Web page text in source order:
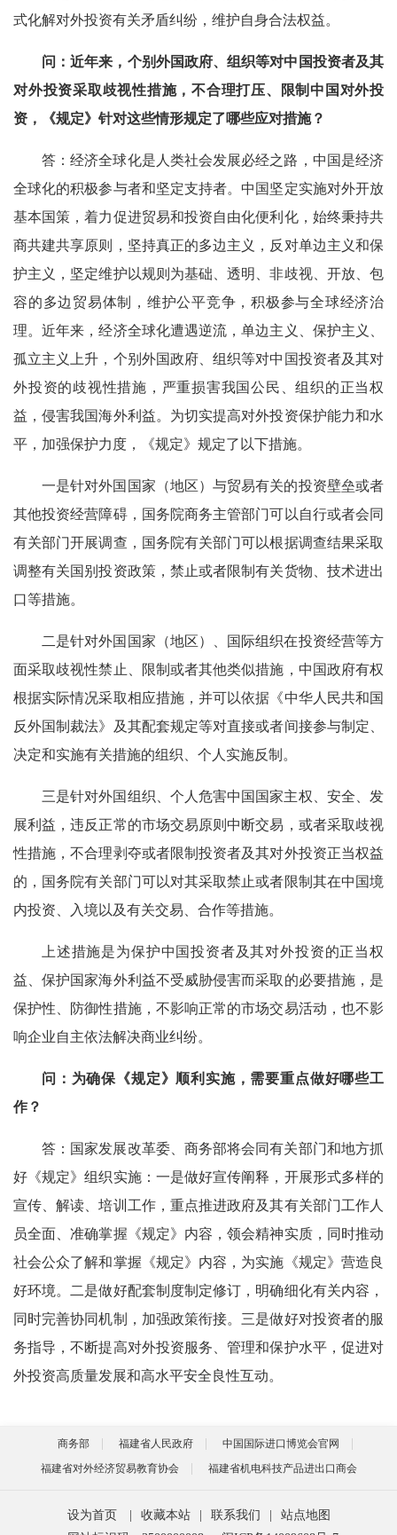
式化解对外投资有关矛盾纠纷，维护自身合法权益。
问：近年来，个别外国政府、组织等对中国投资者及其
对外投资采取歧视性措施，不合理打压、限制中国对外投
资，《规定》针对这些情形规定了哪些应对措施？
答：经济全球化是人类社会发展必经之路，中国是经济
全球化的积极参与者和坚定支持者。中国坚定实施对外开放
基本国策，着力促进贸易和投资自由化便利化，始终秉持共
商共建共享原则，坚持真正的多边主义，反对单边主义和保
护主义，坚定维护以规则为基础、透明、非歧视、开放、包
容的多边贸易体制，维护公平竞争，积极参与全球经济治
理。近年来，经济全球化遭遇逆流，单边主义、保护主义、
孤立主义上升，个别外国政府、组织等对中国投资者及其对
外投资的歧视性措施，严重损害我国公民、组织的正当权
益，侵害我国海外利益。为切实提高对外投资保护能力和水
平，加强保护力度，《规定》规定了以下措施。
一是针对外国国家（地区）与贸易有关的投资壁垒或者
其他投资经营障碍，国务院商务主管部门可以自行或者会同
有关部门开展调查，国务院有关部门可以根据调查结果采取
调整有关国别投资政策，禁止或者限制有关货物、技术进出
口等措施。
二是针对外国国家（地区）、国际组织在投资经营等方
面采取歧视性禁止、限制或者其他类似措施，中国政府有权
根据实际情况采取相应措施，并可以依据《中华人民共和国
反外国制裁法》及其配套规定等对直接或者间接参与制定、
决定和实施有关措施的组织、个人实施反制。
三是针对外国组织、个人危害中国国家主权、安全、发
展利益，违反正常的市场交易原则中断交易，或者采取歧视
性措施，不合理剥夺或者限制投资者及其对外投资正当权益
的，国务院有关部门可以对其采取禁止或者限制其在中国境
内投资、入境以及有关交易、合作等措施。
上述措施是为保护中国投资者及其对外投资的正当权
益、保护国家海外利益不受威胁侵害而采取的必要措施，是
保护性、防御性措施，不影响正常的市场交易活动，也不影
响企业自主依法解决商业纠纷。
问：为确保《规定》顺利实施，需要重点做好哪些工
作？
答：国家发展改革委、商务部将会同有关部门和地方抓
好《规定》组织实施：一是做好宣传阐释，开展形式多样的
宣传、解读、培训工作，重点推进政府及其有关部门工作人
员全面、准确掌握《规定》内容，领会精神实质，同时推动
社会公众了解和掌握《规定》内容，为实施《规定》营造良
好环境。二是做好配套制度制定修订，明确细化有关内容，
同时完善协同机制，加强政策衔接。三是做好对投资者的服
务指导，不断提高对外投资服务、管理和保护水平，促进对
外投资高质量发展和高水平安全良性互动。
商务部 福建省人民政府
中国国际进口博览会官网
福建省对外经济贸易教育协会
福建省机电科技产品进出口商会
设为首页 收藏本站 联系我们
站点地图